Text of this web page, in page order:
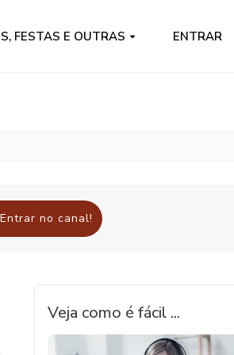
FESTAS E OUTRAS ENTRAR
Entrar no canal!
Veja como é fácil ...